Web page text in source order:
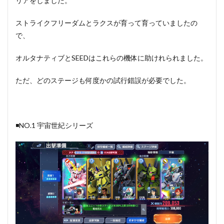
ストライクフリーダムとラクスが育って育っていましたの
で、
オルタナティブとSEEDはこれらの機体に助けれられました。
ただ、どのステージも何度かの試行錯誤が必要でした。
◾️NO.1 宇宙世紀シリーズ